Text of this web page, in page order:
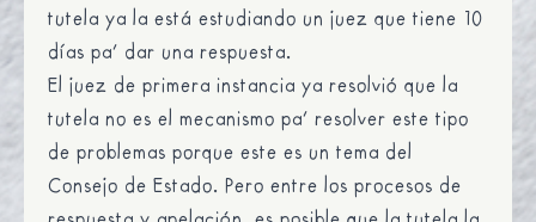
tutela ya la está estudiando un juez que tiene 10
días pa’ dar una respuesta.
El juez de primera instancia ya resolvió que la
tutela no es el mecanismo pa’ resolver este tipo
de problemas porque este es un tema del
Consejo de Estado. Pero entre los procesos de